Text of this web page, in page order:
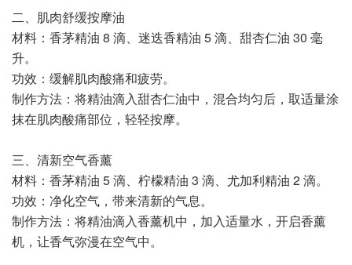
二、肌肉舒缓按摩油
材料：香茅精油 8 滴、迷迭香精油 5 滴、甜杏仁油 30 毫
升。
功效：缓解肌肉酸痛和疲劳。
制作方法：将精油滴入甜杏仁油中，混合均匀后，取适量涂
抹在肌肉酸痛部位，轻轻按摩。
三、清新空气香薰
材料：香茅精油 5 滴、柠檬精油 3 滴、尤加利精油 2 滴。
功效：净化空气，带来清新的气息。
制作方法：将精油滴入香薰机中，加入适量水，开启香薰
机，让香气弥漫在空气中。